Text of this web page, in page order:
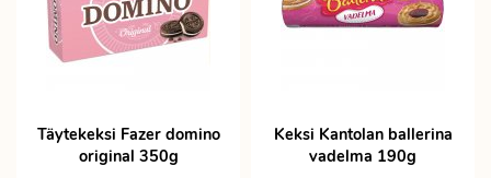
Täytekeksi Fazer domino
original 350g
Keksi Kantolan ballerina
vadelma 190g